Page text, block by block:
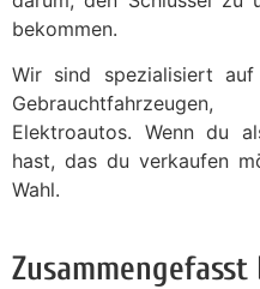
bekommen.
Wir sind spezialisiert
Elektroautos. Wenn du
hast, das du verkaufen
Wahl.